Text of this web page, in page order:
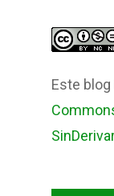
Este